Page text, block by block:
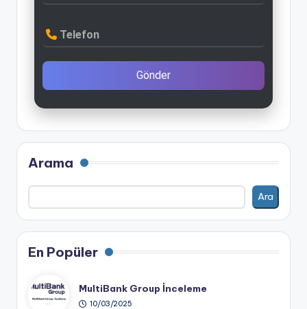
Telefon
Gönder
Arama
Ara
En Popüler
MultiBank Group İnceleme
10/03/2025